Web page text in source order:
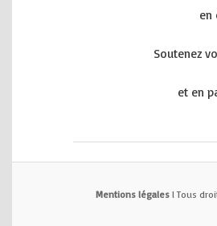
en
Soutenez
et en
Mentions légalesl Tous